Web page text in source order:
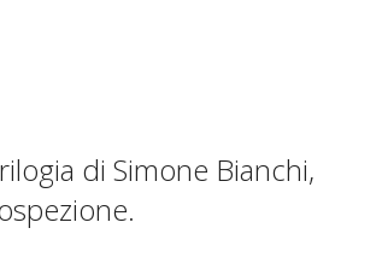
di Simone Bianchi,